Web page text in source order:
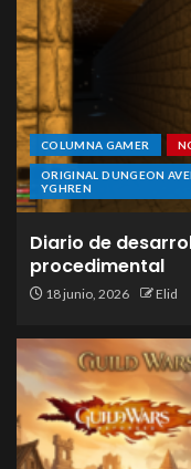
COLUMNA GAMER
ORIGINAL DUNGEON
YGHREN
Diario de
procedimental
18 junio, 2026 Elid